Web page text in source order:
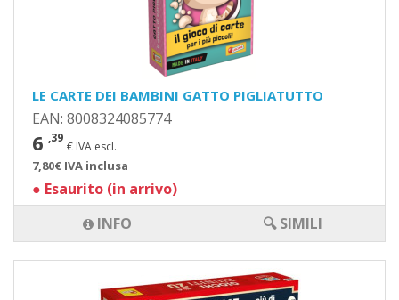
LE CARTE DEI BAMBINI GATTO PIGLIATUTTO
EAN: 8008324085774
6 ,39
€ IVA escl.
7,80€ IVA inclusa
● Esaurito (in arrivo)
INFO
🔍 SIMILI